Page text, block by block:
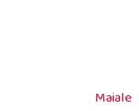
Maiale